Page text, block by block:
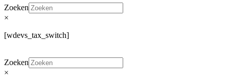
Zoeken
×
[wdevs_tax_switch]
Zoeken
×